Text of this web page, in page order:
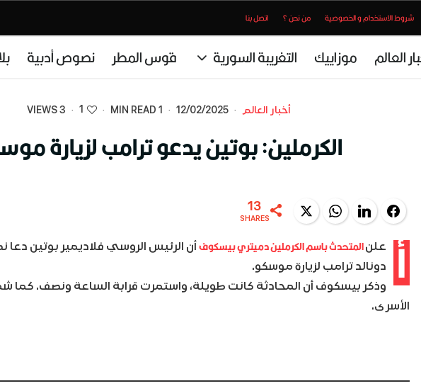
شروط الاستخدام و الخصوصية من نحن ؟ اتصل بنا
العالم موزاييك التغريبة السورية قوس المطر نصوص أدبية
أخبار العالم ·
12/02/2025
·
1 MIN READ
·
1
·
3 VIEWS
الكرملين: بوتين يدعو ترامب لزيارة
Facebook
LinkedIn
WhatsApp
Twitter
13
SHARES
أ علنالمتحدث باسم الكرملين دميتري بيسكوفأن الرئيس الروسي فلاديمير بوتين دعا
دونالد ترامب لزيارة موسكو.
وذكر بيسكوف أن المحادثة كانت طويلة، واستمرت قرابة الساعة ونصف. كما
الأسرى.